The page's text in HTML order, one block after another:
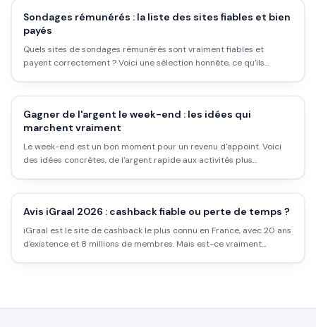
Sondages rémunérés : la liste des sites fiables et bien
payés
Quels sites de sondages rémunérés sont vraiment fiables et
payent correctement ? Voici une sélection honnête, ce qu'ils
Gagner de l'argent le week-end : les idées qui
marchent vraiment
Le week-end est un bon moment pour un revenu d'appoint. Voici
des idées concrètes, de l'argent rapide aux activités plus
Avis iGraal 2026 : cashback fiable ou perte de temps ?
iGraal est le site de cashback le plus connu en France, avec 20 ans
d'existence et 8 millions de membres. Mais est-ce vraiment